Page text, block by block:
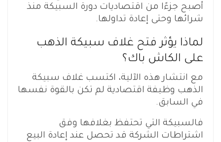
أصبح جزءًا من اقتصاديات دورة السبيكة منذ
شرائها وحتى إعادة تداولها.
لماذا يؤثر فتح غلاف سبيكة الذهب
على الكاش باك؟
مع انتشار هذه الآلية، اكتسب غلاف سبيكة
الذهب وظيفة اقتصادية لم تكن بالقوة نفسها
في السابق.
فالسبيكة التي تحتفظ بغلافها وفق
اشتراطات الشركة قد تحصل عند إعادة البيع